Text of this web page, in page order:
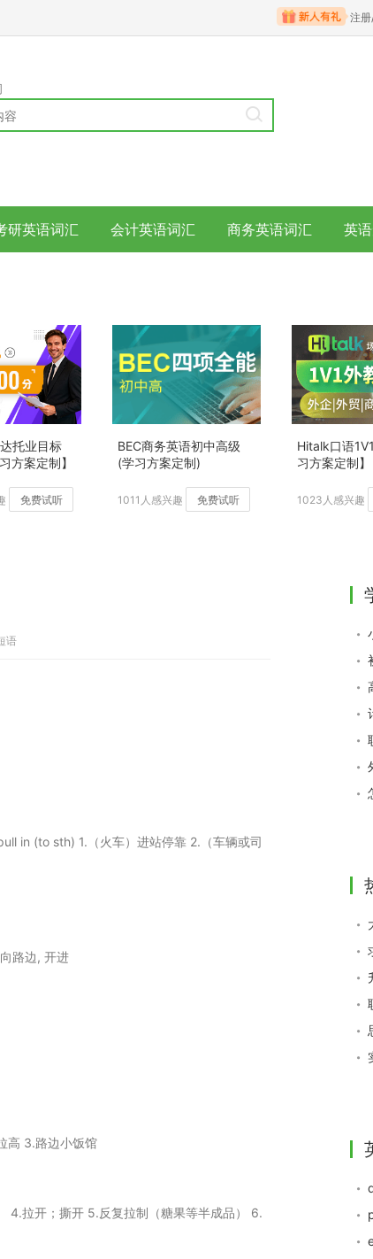
注
研英语词汇 会计英语词汇 商务英语词汇 英
托业目标
方案定制】
免费试听
BEC商务英语初中高级
(学习方案定制)
1011人感兴趣 免费试听
Hitalk口语
习方案定制】
1023人感兴趣
语
in (to sth) 1.（火车）进站停靠 2.（车辆或司
路边, 开进
高 3.路边小饭馆
4.拉开；撕开 5.反复拉制（糖果等半成品） 6.